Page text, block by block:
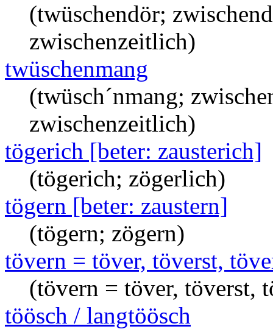
(twüschendör;
zwischenzeitlich)
twüschenmang
(twüsch´nmang;
zwischenzeitlich)
tögerich [beter: zausterich]
(tögerich; zögerlich)
tögern [beter: zaustern]
(tögern; zögern)
tövern = töver, töverst,
(tövern = töver, töverst,
töösch / langtöösch